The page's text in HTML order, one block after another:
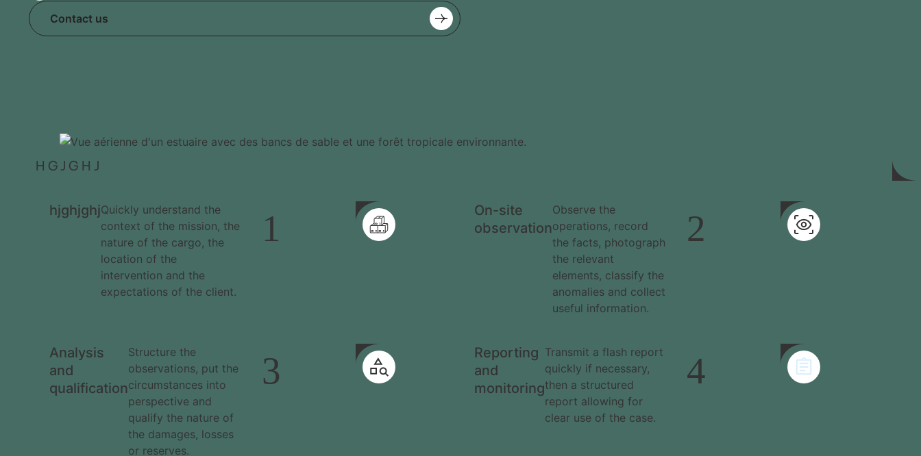
Contact us
HGJGHJ
hjghjghjQuickly understand the
context of the mission, the
nature of the cargo, the
location of the
intervention and the
expectations of the client.
1
On-site
observation
Observe the
operations, record
the facts, photograph
the relevant
elements, classify the
anomalies and collect
useful information.
2
Analysis
and
qualification
Structure the
observations, put the
circumstances into
perspective and
qualify the nature of
the damages, losses
or reserves.
3
Reporting
and
monitoring
Transmit a flash report
quickly if necessary,
then a structured
report allowing for
clear use of the case.
4